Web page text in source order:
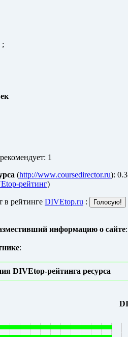
;
1
(http://www.coursedirector.ru):
рейтинг)
в рейтинге DIVEtop.ru :
информацию о сайте
:
DIVEtop-рейтинга ресурса